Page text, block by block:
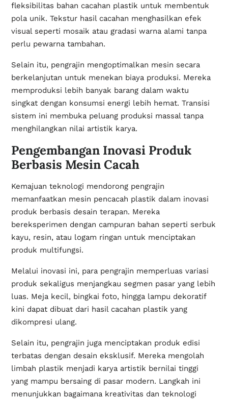
fleksibilitas bahan cacahan plastik untuk membentuk
pola unik. Tekstur hasil cacahan menghasilkan efek
visual seperti mosaik atau gradasi warna alami tanpa
perlu pewarna tambahan.
Selain itu, pengrajin mengoptimalkan mesin secara
berkelanjutan untuk menekan biaya produksi. Mereka
memproduksi lebih banyak barang dalam waktu
singkat dengan konsumsi energi lebih hemat. Transisi
sistem ini membuka peluang produksi massal tanpa
menghilangkan nilai artistik karya.
Pengembangan Inovasi Produk
Berbasis Mesin Cacah
Kemajuan teknologi mendorong pengrajin
memanfaatkan mesin pencacah plastik dalam inovasi
produk berbasis desain terapan. Mereka
bereksperimen dengan campuran bahan seperti serbuk
kayu, resin, atau logam ringan untuk menciptakan
produk multifungsi.
Melalui inovasi ini, para pengrajin memperluas variasi
produk sekaligus menjangkau segmen pasar yang lebih
luas. Meja kecil, bingkai foto, hingga lampu dekoratif
kini dapat dibuat dari hasil cacahan plastik yang
dikompresi ulang.
Selain itu, pengrajin juga menciptakan produk edisi
terbatas dengan desain eksklusif. Mereka mengolah
limbah plastik menjadi karya artistik bernilai tinggi
yang mampu bersaing di pasar modern. Langkah ini
menunjukkan bagaimana kreativitas dan teknologi